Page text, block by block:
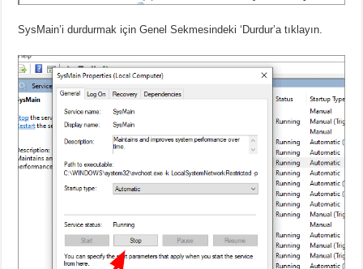
SysMain’i durdurmak için Genel Sekmesindeki ‘Durdur’a tıklayın.